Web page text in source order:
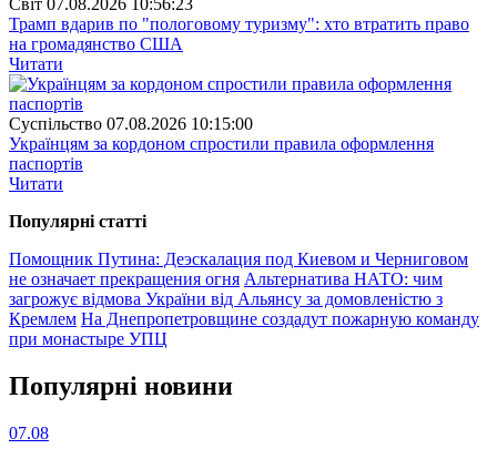
Свiт 07.08.2026 10:56:23
Трамп вдарив по "пологовому туризму": хто втратить право
на громадянство США
Читати
Суспiльство 07.08.2026 10:15:00
Українцям за кордоном спростили правила оформлення
паспортів
Читати
Популярнi статтi
Помощник Путина: Деэскалация под Киевом и Черниговом
не означает прекращения огня Альтернатива НАТО: чим
загрожує відмова України від Альянсу за домовленістю з
Кремлем На Днепропетровщине создадут пожарную команду
при монастыре УПЦ
Популярнi новини
07.08